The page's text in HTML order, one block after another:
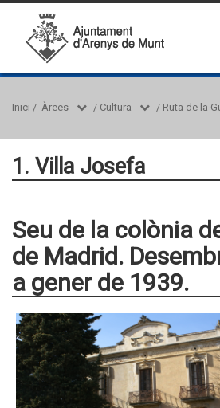
Inici / Àrees / Cultura / Ruta de la
1. Villa Josefa
Seu de la colònia
de Madrid.
a gener de 1939.